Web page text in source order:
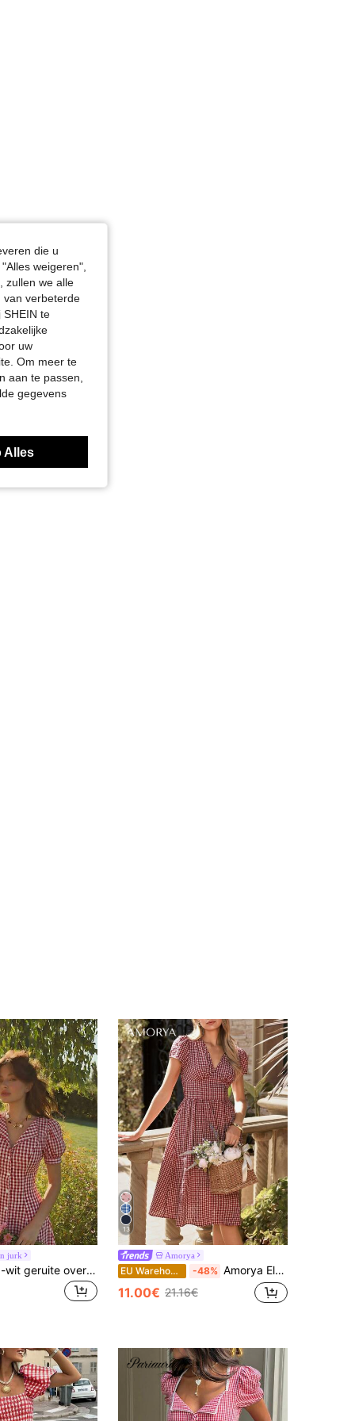
Veel kleurig, Maat: S
jurk
Skyraze Rood-wit geruite overhemdjurk met V-hals en pofmouwen, korte jurk, picknickruitjes, lente-uitje, voorjaarsvakantie, lente/zomer, zomertuin
13
Amorya
EU Warehouse -48% Amorya Elegante A-lijn jurk met V-hals, korte mouwen, plooien en V-hals voor dames, perfect voor dagelijks gebruik, vakantie of andere gelegenheden, geruit model, lente/zomer
11.00€ 21.16€
die u
weigeren",
zullen we alle
van verbeterde
te
uw
Om meer te
aan te passen,
gegevens
Alles